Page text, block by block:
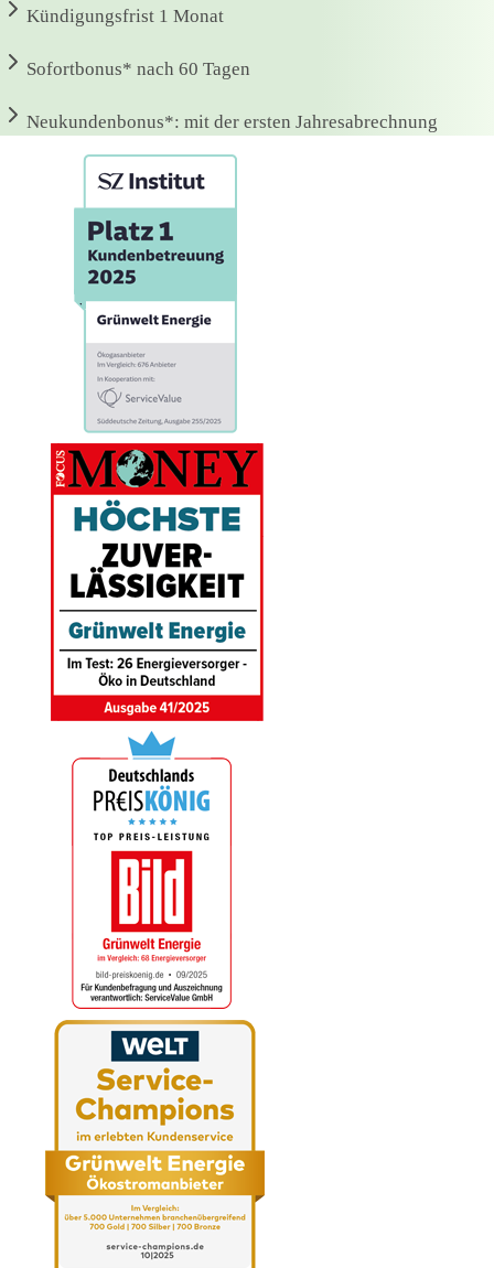
Kündigungsfrist 1 Monat
Sofortbonus* nach 60 Tagen
Neukundenbonus*: mit der ersten Jahresabrechnung